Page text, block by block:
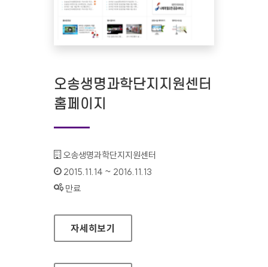
오송생명과학단지지원센터
홈페이지
기관명 :
오송생명과학단지지원센터
인증기간 :
2015.11.14 ~ 2016.11.13
상태 :
만료
오송생명과학단지지원센터 홈페이지
자세히보기